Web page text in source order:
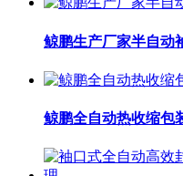
鲸鹏生产厂家半自动
鲸鹏全自动热收缩包